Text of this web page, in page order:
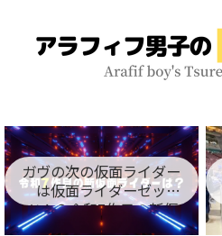
ガヴの次の仮面ライダー
は仮面ライダーゼッ
ツ！？令和7作目の新仮
面ライダー名が判明！